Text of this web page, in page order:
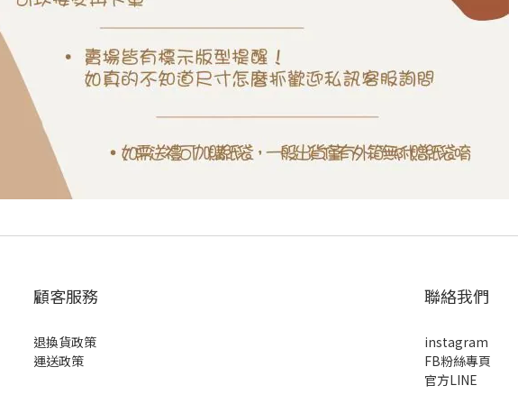
顧客服務
退換貨政策
運送政策
聯絡我們
instagram
FB粉絲專頁
官方LINE